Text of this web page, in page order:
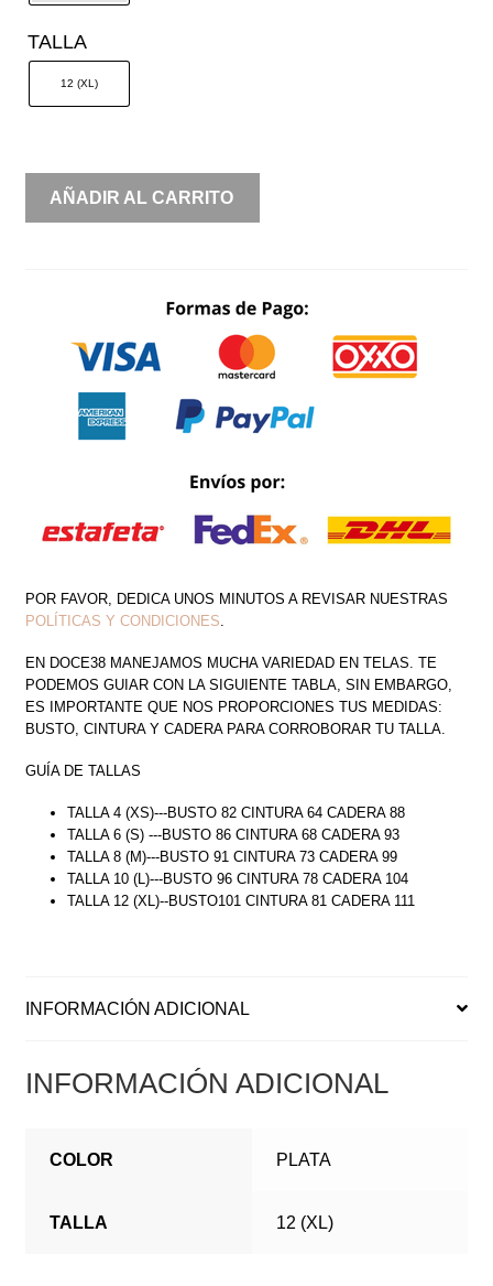
TALLA
12 (XL)
STRAPLESS
METÁLICO
AÑADIR AL CARRITO
POR FAVOR, DEDICA UNOS MINUTOS A REVISAR NUESTRAS
POLÍTICAS Y CONDICIONES
EN DOCE38 MANEJAMOS MUCHA VARIEDAD EN TELAS. TE
PODEMOS GUIAR CON LA SIGUIENTE TABLA, SIN EMBARGO,
ES IMPORTANTE QUE NOS PROPORCIONES TUS MEDIDAS:
BUSTO, CINTURA Y CADERA PARA CORROBORAR TU TALLA.
GUÍA DE TALLAS
TALLA 4 (XS)---BUSTO 82 CINTURA 64 CADERA 88
TALLA 6 (S) ---BUSTO 86 CINTURA 68 CADERA 93
TALLA 8 (M)---BUSTO 91 CINTURA 73 CADERA 99
TALLA 10 (L)---BUSTO 96 CINTURA 78 CADERA 104
TALLA 12 (XL)--BUSTO101 CINTURA 81 CADERA 111
INFORMACIÓN ADICIONAL
INFORMACIÓN ADICIONAL
COLOR PLATA
TALLA 12 (XL)